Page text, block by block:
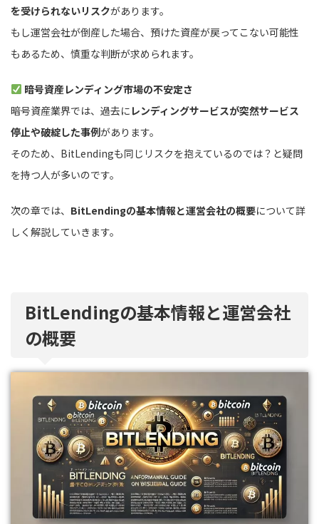
を受けられないリスクがあります。
もし運営会社が倒産した場合、預けた資産が戻ってこない可能性
もあるため、慎重な判断が求められます。
暗号資産レンディング市場の不安定さ
暗号資産業界では、過去に レンディングサービスが突然サービス
停止や破綻した事例があります。
そのため、BitLendingも同じリスクを抱えているのでは？と疑問
を持つ人が多いのです。
次の章では、 BitLendingの基本情報と運営会社の概要について詳
しく解説していきます。
BitLendingの基本情報と運営会社
の概要